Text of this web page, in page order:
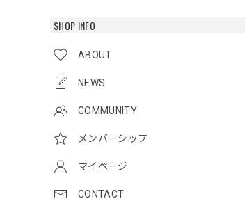
SHOP INFO
ABOUT
NEWS
COMMUNITY
メンバーシップ
マイページ
CONTACT